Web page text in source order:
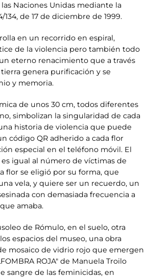
Naciones Unidas mediante la
de 17 de diciembre de 1999.
en un recorrido en espiral,
de la violencia pero también todo
eterno renacimiento que a través
genera purificación y se
y memoria.
de unos 30 cm, todos diferentes
simbolizan la singularidad de cada
historia de violencia que puede
código QR adherido a cada flor
especial en el teléfono móvil. El
igual al número de víctimas de
flor se eligió por su forma, que
vela, y quiere ser un recuerdo, un
con demasiada frecuencia a
amaba.
de Rómulo, en el suelo, otra
espacios del museo, una obra
mosaico de vidrio rojo que emergen
ROJA" de Manuela Troilo
sangre de las feminicidas, en